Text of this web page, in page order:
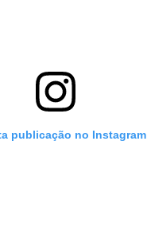
publicação no Instagram